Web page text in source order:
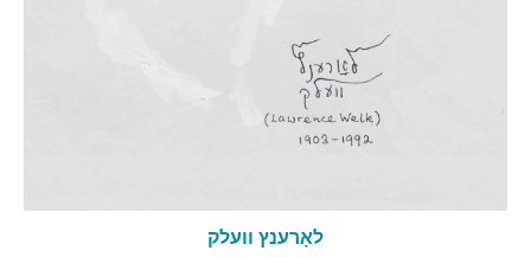
לאָרענץ וועלק